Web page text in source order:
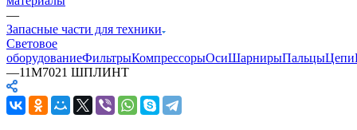
—
Запасные части для техники
Световое
оборудованиеФильтрыКомпрессорыОсиШарнирыПальцыЦепи
—11M7021 ШПЛИНТ